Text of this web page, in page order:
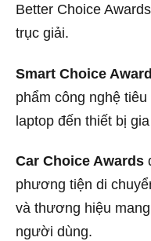
Better Choice
trục giải.
Smart Choice
phẩm công nghệ
laptop đến thiết bị
Car Choice Awards
phương tiện di
và thương hiệu
người dùng.